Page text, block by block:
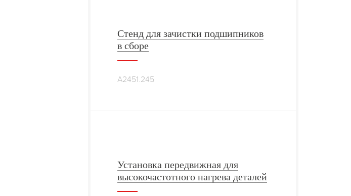
Стенд для зачистки подшипников
в сборе
А2451.245
Установка передвижная для
высокочастотного нагрева деталей